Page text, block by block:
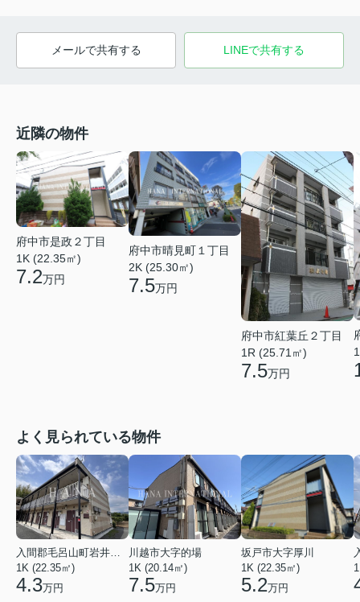
メールで共有する LINEで共有する
近隣の物件
府中市是政２丁目
1K (22.35㎡)
7.2万円
府中市晴見町１丁目
2K (25.30㎡)
7.5万円
府中市紅葉丘２丁目
1R (25.71㎡)
7.5万円
よく見られている物件
1K (22.35㎡)
4.3万円
川越市大字的場
1K (20.14㎡)
7.5万円
坂戸市大字厚川
1K (22.35㎡)
5.2万円